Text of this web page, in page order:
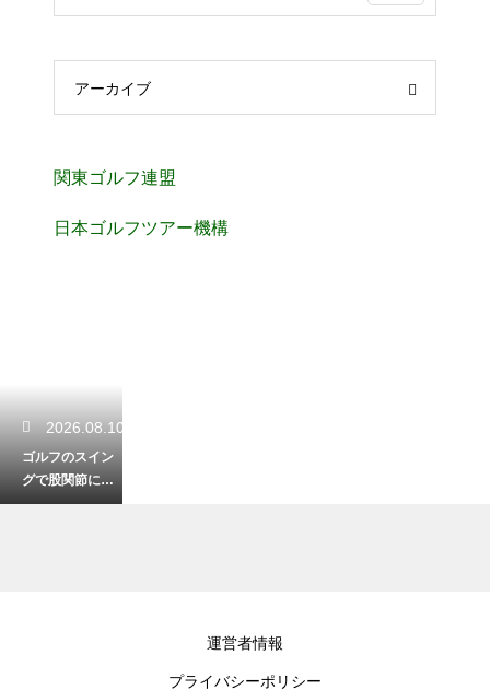
アーカイブ
関東ゴルフ連盟
日本ゴルフツアー機構
2026.08.10
ゴルフのスイン
グで股関節に乗
る感覚を掴む！
運営者情報
プライバシーポリシー